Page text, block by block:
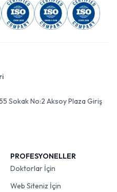
Sokak No:2 Aksoy Plaza Giriş
PROFESYONELLER
Doktorlar İçin
Web Siteniz İçin